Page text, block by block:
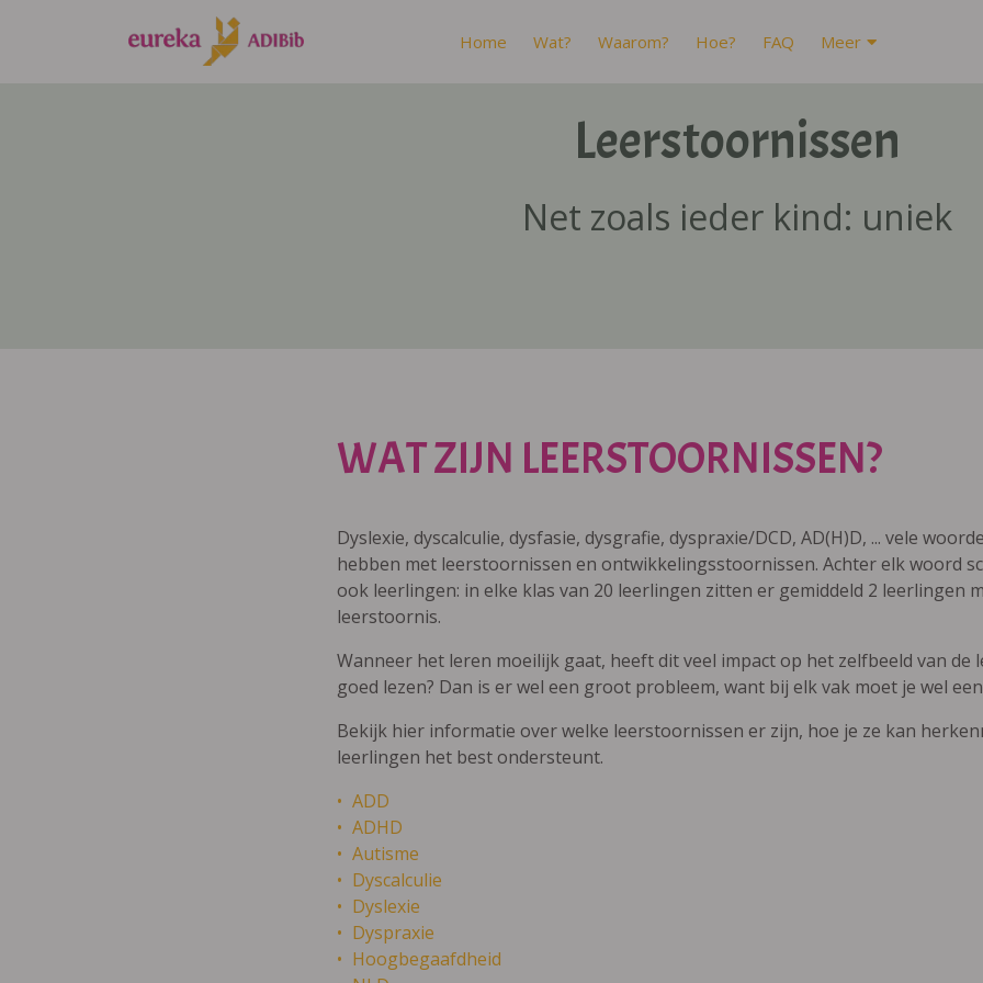
Home Wat? Waarom? Hoe? FAQ Meer
Leerstoornissen
Net zoals ieder kind: uniek
WAT ZIJN LEERSTOORNISSEN?
Dyslexie, dyscalculie, dysfasie, dysgrafie, dyspraxie/DCD, AD(H)D, ... vele
hebben met leerstoornissen en ontwikkelingsstoornissen. Achter elk woord
ook leerlingen: in elke klas van 20 leerlingen zitten er gemiddeld 2 leerlingen
leerstoornis.
Wanneer het leren moeilijk gaat, heeft dit veel impact op het zelfbeeld van de
goed lezen? Dan is er wel een groot probleem, want bij elk vak moet je wel
Bekijk hier informatie over welke leerstoornissen er zijn, hoe je ze kan
leerlingen het best ondersteunt.
ADD
ADHD
Autisme
Dyscalculie
Dyslexie
Dyspraxie
Hoogbegaafdheid